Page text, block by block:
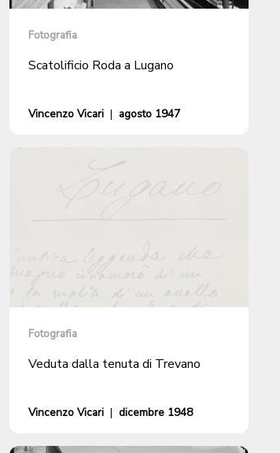
Fotografia
Scatolificio Roda a Lugano
Vincenzo Vicari | agosto 1947
Fotografia
Veduta dalla tenuta di Trevano
Vincenzo Vicari | dicembre 1948